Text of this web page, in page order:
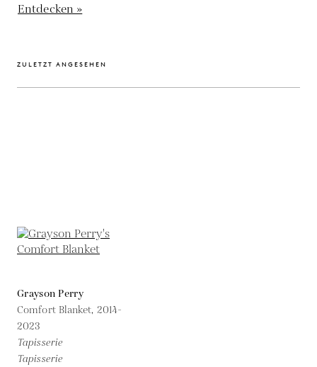
Entdecken »
ZULETZT ANGESEHEN
Grayson Perry
Comfort Blanket, 2014-
2023
Tapisserie
Tapisserie